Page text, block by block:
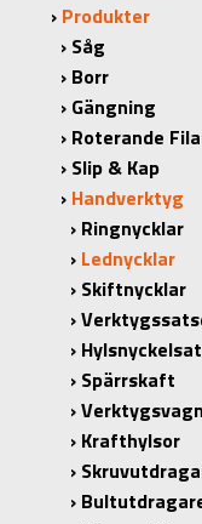
Produkter
Såg
Borr
Gängning
Roterande
Slip & Kap
Handverktyg
Ringnycklar
Lednycklar
Skiftnycklar
Spärrskaft
Krafthylsor